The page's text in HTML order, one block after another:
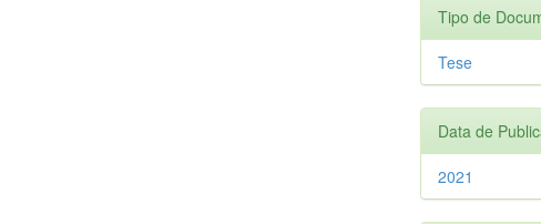
Tipo de
Tese
Data de
2021